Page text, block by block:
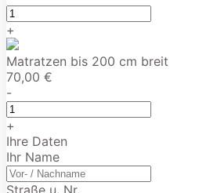
+
Matratzen bis 200 cm breit
70,00 €
-
+
Ihre Daten
Ihr Name